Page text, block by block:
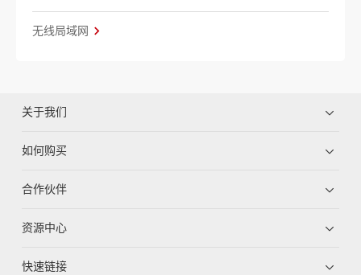
无线局域网
关于我们
如何购买
合作伙伴
资源中心
快速链接